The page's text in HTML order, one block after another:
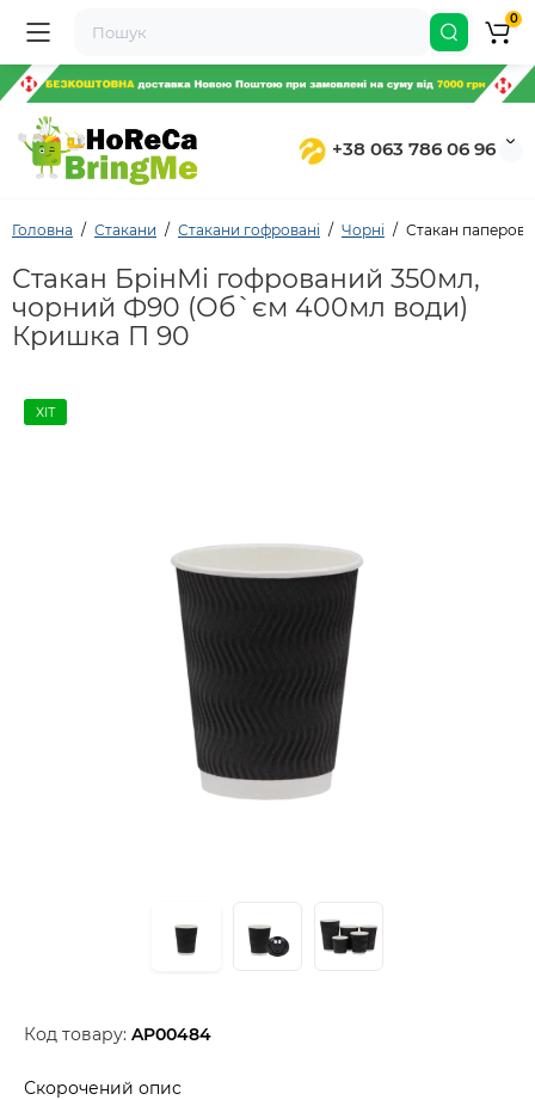
+38 063 786 06 96
0
Головна Стакани Стакани гофровані Чорні Стакан
Стакан БрінМі гофрований 350мл,
чорний Ф90 (Об`єм 400мл води)
Кришка П 90
ХІТ
Код товару: AP00484
Скорочений опис